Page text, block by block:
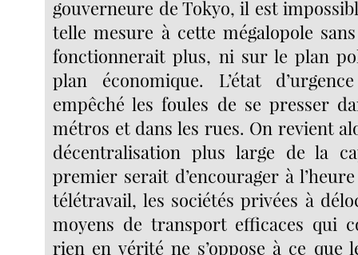
gouverneure de Tokyo, il est
telle mesure à cette mégalopole
fonctionnerait plus, ni sur le plan
plan économique. L’état
empêché les foules de se presser
métros et dans les rues. On revient
décentralisation plus large de la
premier serait d’encourager à
télétravail, les sociétés privées à
moyens de transport efficaces qui
rien en vérité ne s’oppose à ce que